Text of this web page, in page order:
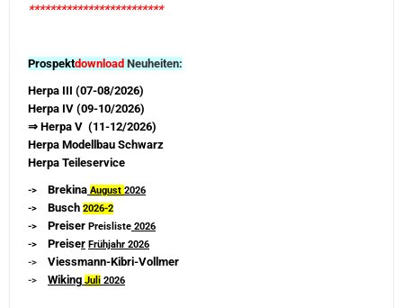
*************************
Prospektdownload Neuheiten:
Herpa III (07-08/2026)
Herpa IV (09-10/2026)
⇒ Herpa V (11-12/2026)
Herpa Modellbau Schwarz
Herpa Teileservice
-> Brekina August 2026
-> Busch 2026-2
-> Preiser Preisliste 2026
-> Preiser Frühjahr 2026
-> Viessmann-Kibri-Vollmer
-> Wiking Juli 2026